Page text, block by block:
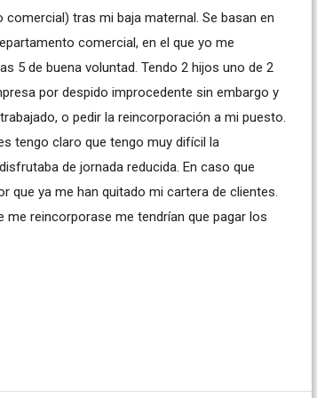
tras mi baja maternal. Se basan en
comercial, en el que yo me
5 de buena voluntad. Tendo 2 hijos uno de 2
por despido improcedente sin embargo y
o pedir la reincorporación a mi puesto.
tengo claro que tengo muy difícil la
de jornada reducida. En caso que
que ya me han quitado mi cartera de clientes.
me reincorporase me tendrían que pagar los